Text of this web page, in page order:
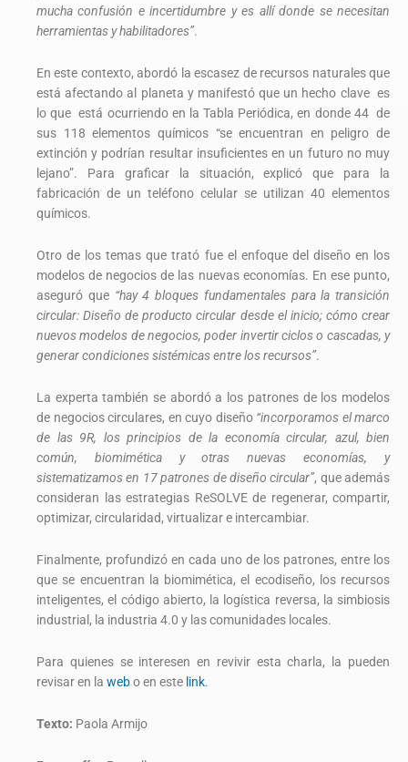
mucha confusión e incertidumbre y es allí donde se necesitan
herramientas y habilitadores”.
En este contexto, abordó la escasez de recursos naturales que
está afectando al planeta y manifestó que un hecho clave es
lo que está ocurriendo en la Tabla Periódica, en donde 44 de
sus 118 elementos químicos “se encuentran en peligro de
extinción y podrían resultar insuficientes en un futuro no muy
lejano”. Para graficar la situación, explicó que para la
fabricación de un teléfono celular se utilizan 40 elementos
químicos.
Otro de los temas que trató fue el enfoque del diseño en los
modelos de negocios de las nuevas economías. En ese punto,
aseguró que “hay 4 bloques fundamentales para la transición
circular: Diseño de producto circular desde el inicio; cómo crear
nuevos modelos de negocios, poder invertir ciclos o cascadas, y
generar condiciones sistémicas entre los recursos”.
La experta también se abordó a los patrones de los modelos
de negocios circulares, en cuyo diseño “incorporamos el marco
de las 9R, los principios de la economía circular, azul, bien
común, biomimética y otras nuevas economías, y
sistematizamos en 17 patrones de diseño circular”, que además
consideran las estrategias ReSOLVE de regenerar, compartir,
optimizar, circularidad, virtualizar e intercambiar.
Finalmente, profundizó en cada uno de los patrones, entre los
que se encuentran la biomimética, el ecodiseño, los recursos
inteligentes, el código abierto, la logística reversa, la simbiosis
industrial, la industria 4.0 y las comunidades locales.
Para quienes se interesen en revivir esta charla, la pueden
revisar en la webo en este link.
Texto: Paola Armijo